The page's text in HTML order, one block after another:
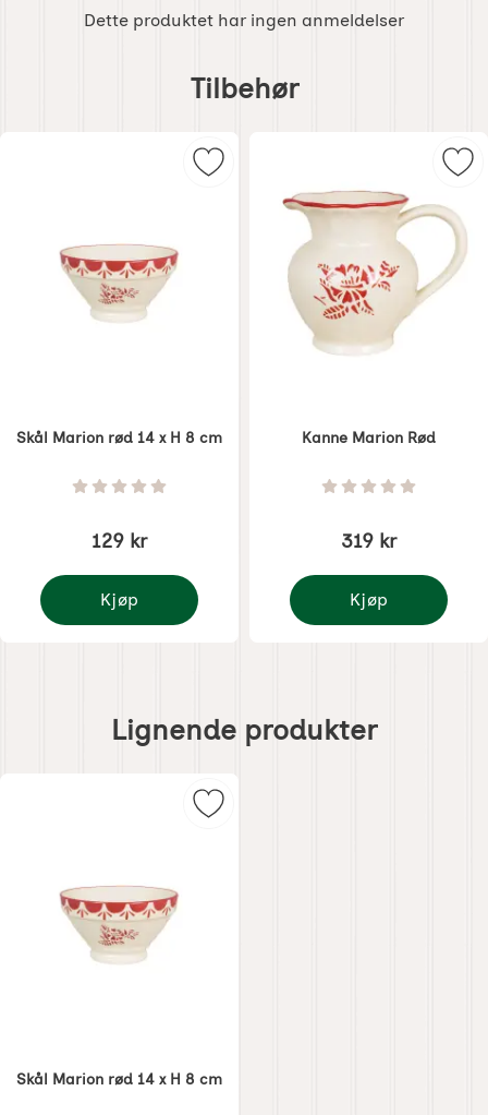
Dette produktet har ingen anmeldelser
Tilbehør
Skål Marion rød 14 x H 8 cm
Varenummer 8506Vurdering: 0 Stjerne av 5
129 kr
Kjøp
Skål Marion rød 14 x H 8 cm
Merk skål Marion rød 14 x H 8 cm
Kanne Marion Rød
Varenummer 8510Vurdering: 0
319 kr
Kjøp
Kanne Marion Rød
Lignende produkter
Skål Marion rød 14 x H 8 cm
Merk skål Marion rød 14 x H 8 cm